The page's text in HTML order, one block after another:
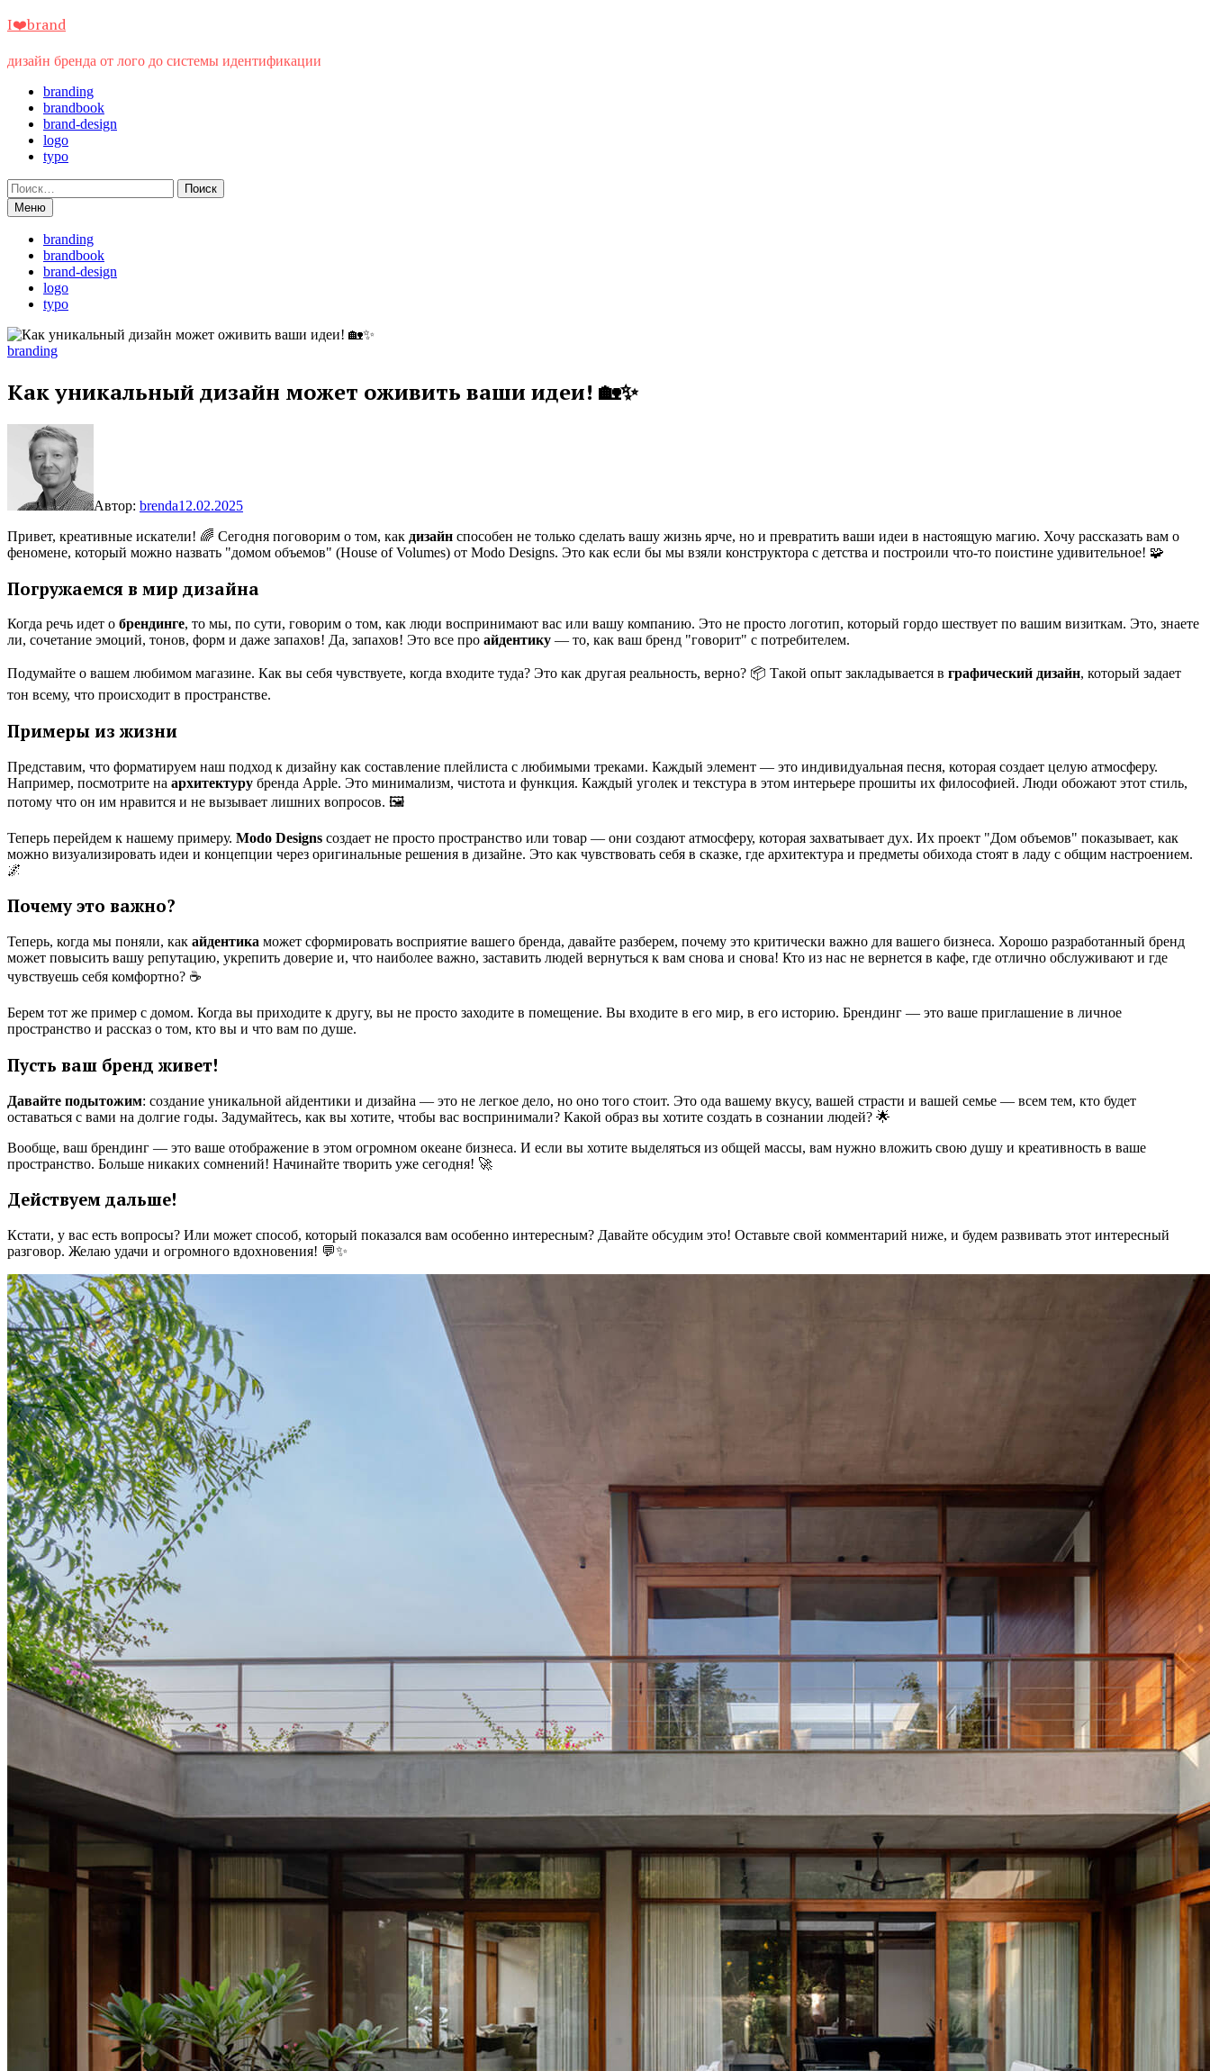
Перейти
содержимому
I❤️brand
дизайн бренда от лого до системы идентификации
branding
brandbook
brand-design
logo
typo
Найти:
Меню
branding
brandbook
brand-design
logo
typo
branding
Как уникальный дизайн может оживить ваши идеи! 🏡✨
Автор: brenda12.02.2025
Привет, креативные искатели! 🌈 Сегодня поговорим о том, как дизайн способен не только сделать вашу жизнь ярче, но и превратить ваши идеи в настоящую магию. Хочу рассказать вам о
феномене, который можно назвать "домом объемов" (House of Volumes) от Modo Designs. Это как если бы мы взяли конструктора с детства и построили что-то поистине удивительное! 🧩
Погружаемся в мир дизайна
Когда речь идет о брендинге, то мы, по сути, говорим о том, как люди воспринимают вас или вашу компанию. Это не просто логотип, который гордо шествует по вашим визиткам. Это, знаете
ли, сочетание эмоций, тонов, форм и даже запахов! Да, запахов! Это все про айдентику — то, как ваш бренд "говорит" с потребителем.
Подумайте о вашем любимом магазине. Как вы себя чувствуете, когда входите туда? Это как другая реальность, верно? 📦 Такой опыт закладывается в графический дизайн, который задает
тон всему, что происходит в пространстве.
Примеры из жизни
Представим, что форматируем наш подход к дизайну как составление плейлиста с любимыми треками. Каждый элемент — это индивидуальная песня, которая создает целую атмосферу.
Например, посмотрите на архитектуру бренда Apple. Это минимализм, чистота и функция. Каждый уголек и текстура в этом интерьере прошиты их философией. Люди обожают этот стиль,
потому что он им нравится и не вызывает лишних вопросов. 🖼️
Теперь перейдем к нашему примеру. Modo Designs создает не просто пространство или товар — они создают атмосферу, которая захватывает дух. Их проект "Дом объемов" показывает, как
можно визуализировать идеи и концепции через оригинальные решения в дизайне. Это как чувствовать себя в сказке, где архитектура и предметы обихода стоят в ладу с общим настроением.
🌌
Почему это важно?
Теперь, когда мы поняли, как айдентика может сформировать восприятие вашего бренда, давайте разберем, почему это критически важно для вашего бизнеса. Хорошо разработанный бренд
может повысить вашу репутацию, укрепить доверие и, что наиболее важно, заставить людей вернуться к вам снова и снова! Кто из нас не вернется в кафе, где отлично обслуживают и где
чувствуешь себя комфортно? ☕
Берем тот же пример с домом. Когда вы приходите к другу, вы не просто заходите в помещение. Вы входите в его мир, в его историю. Брендинг — это ваше приглашение в личное
пространство и рассказ о том, кто вы и что вам по душе.
Пусть ваш бренд живет!
Давайте подытожим: создание уникальной айдентики и дизайна — это не легкое дело, но оно того стоит. Это ода вашему вкусу, вашей страсти и вашей семье — всем тем, кто будет
оставаться с вами на долгие годы. Задумайтесь, как вы хотите, чтобы вас воспринимали? Какой образ вы хотите создать в сознании людей? 🌟
Вообще, ваш брендинг — это ваше отображение в этом огромном океане бизнеса. И если вы хотите выделяться из общей массы, вам нужно вложить свою душу и креативность в ваше
пространство. Больше никаких сомнений! Начинайте творить уже сегодня! 🚀
Действуем дальше!
Кстати, у вас есть вопросы? Или может способ, который показался вам особенно интересным? Давайте обсудим это! Оставьте свой комментарий ниже, и будем развивать этот интересный
разговор. Желаю удачи и огромного вдохновения! 💬✨